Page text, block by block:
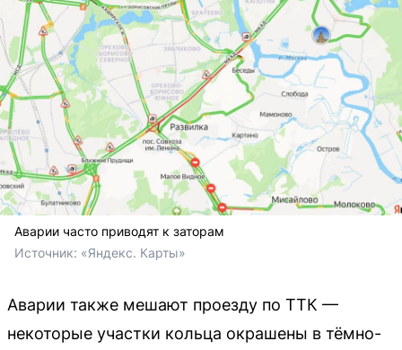
Аварии часто приводят к заторам
Источник: «Яндекс. Карты»
Аварии также мешают проезду по ТТК —
некоторые участки кольца окрашены в тёмно-